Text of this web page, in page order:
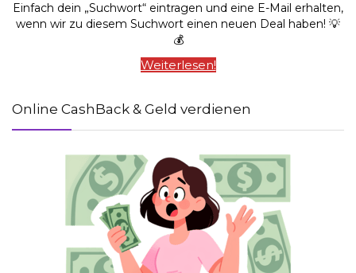
Einfach dein „Suchwort“ eintragen und eine E-Mail erhalten,
wenn wir zu diesem Suchwort einen neuen Deal haben! 💡
💰
Weiterlesen!
Online CashBack & Geld verdienen